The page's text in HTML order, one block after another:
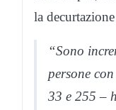
la
“Sono
persone
33 e 255 –